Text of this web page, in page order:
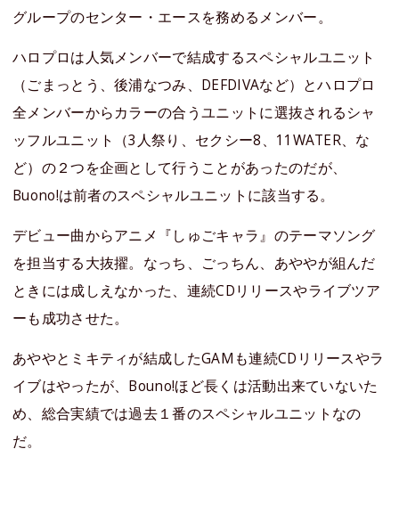
グループのセンター・エースを務めるメンバー。
ハロプロは人気メンバーで結成するスペシャルユニット
（ごまっとう、後浦なつみ、DEFDIVAなど）とハロプロ
全メンバーからカラーの合うユニットに選抜されるシャ
ッフルユニット（3人祭り、セクシー8、11WATER、な
ど）の２つを企画として行うことがあったのだが、
Buono!は前者のスペシャルユニットに該当する。
デビュー曲からアニメ『しゅごキャラ』のテーマソング
を担当する大抜擢。なっち、ごっちん、あややが組んだ
ときには成しえなかった、連続CDリリースやライブツア
ーも成功させた。
あややとミキティが結成したGAMも連続CDリリースやラ
イブはやったが、Bouno!ほど長くは活動出来ていないた
め、総合実績では過去１番のスペシャルユニットなの
だ。